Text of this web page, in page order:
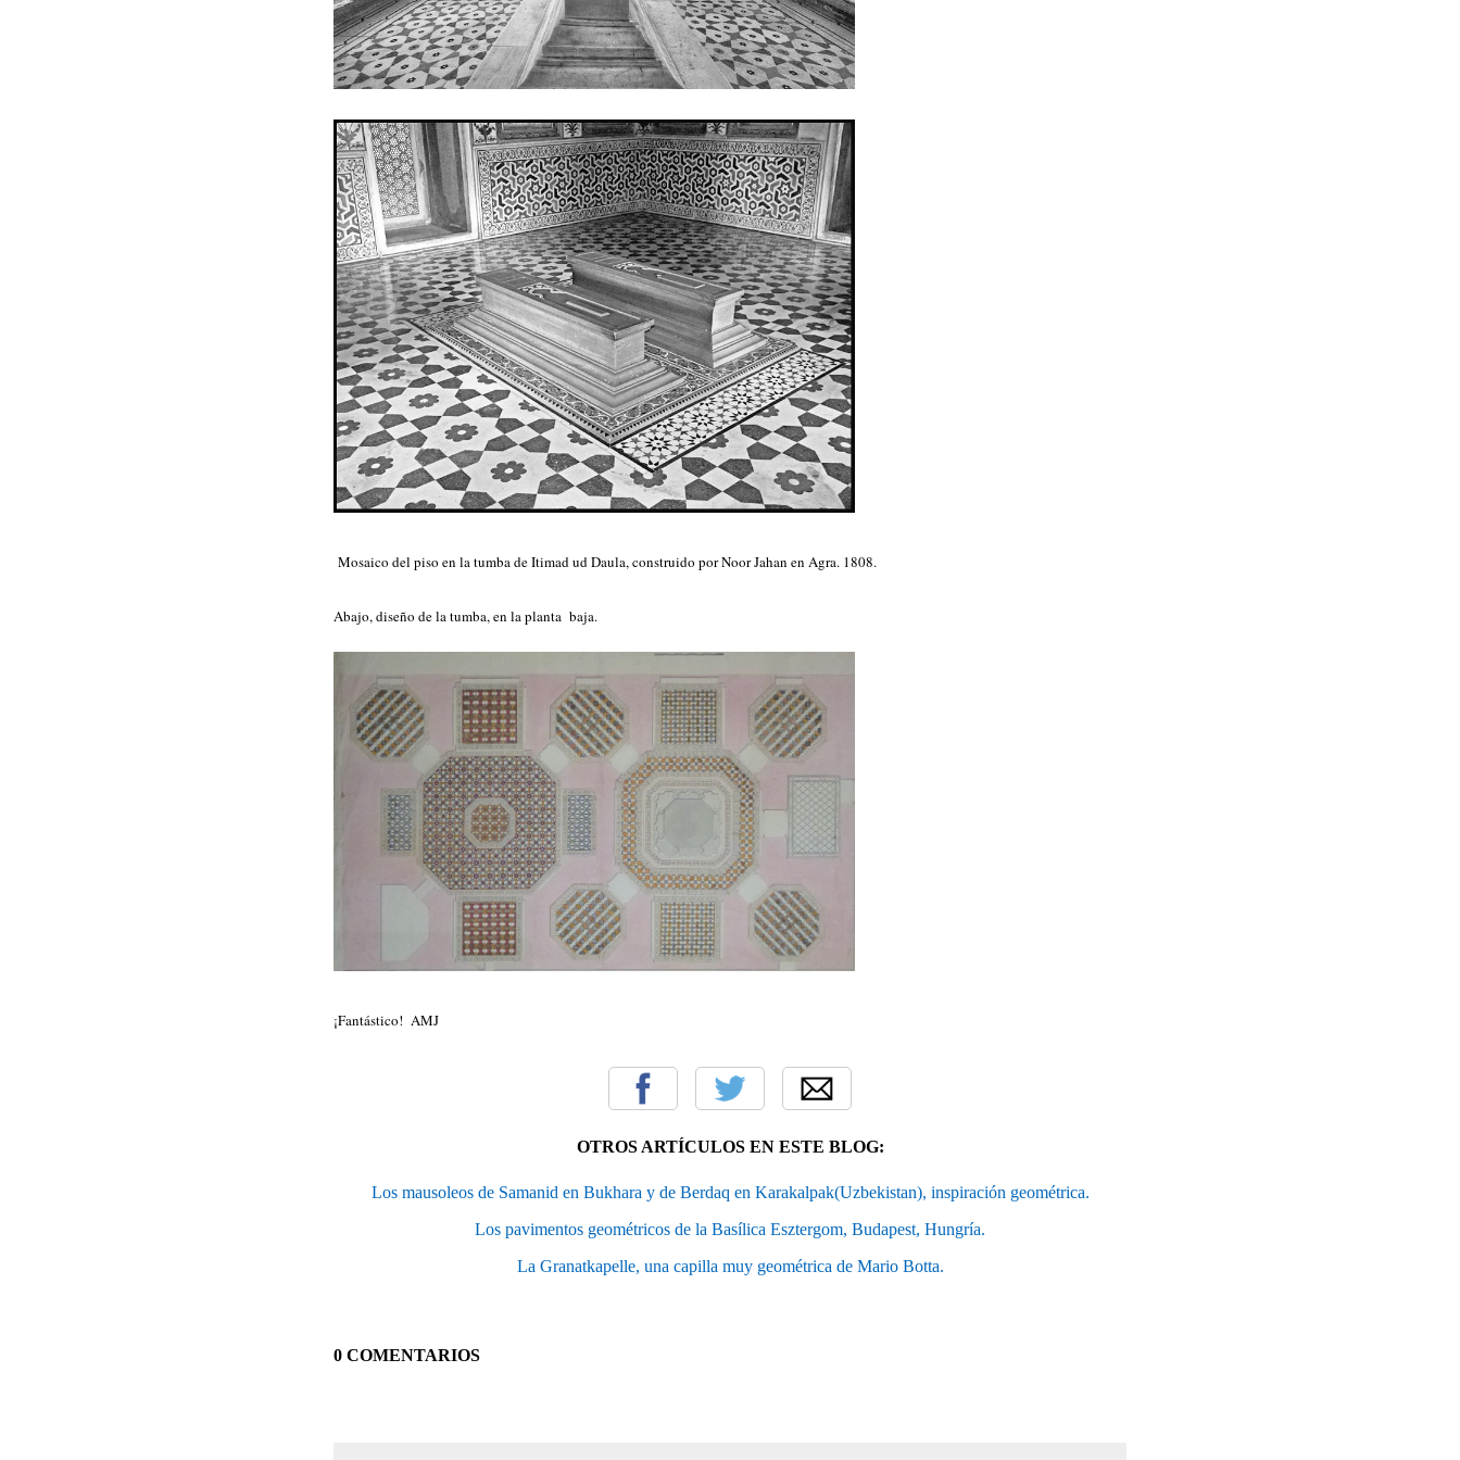
Mosaico del piso en la tumba de Itimad ud Daula, construido por Noor Jahan en Agra. 1808.
Abajo, diseño de la tumba, en la planta baja.
¡Fantástico! AMJ
OTROS ARTÍCULOS EN ESTE BLOG:
Los mausoleos de Samanid en Bukhara y de Berdaq en Karakalpak(Uzbekistan), inspiración geométrica.
Los pavimentos geométricos de la Basílica Esztergom, Budapest, Hungría.
La Granatkapelle, una capilla muy geométrica de Mario Botta.
0 COMENTARIOS